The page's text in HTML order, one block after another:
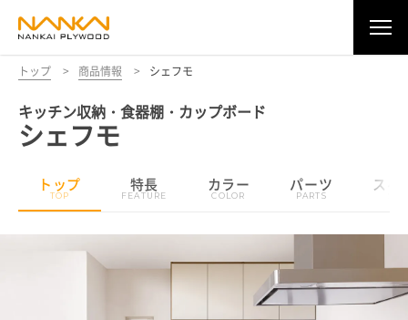
トップ > 商品情報 > シェフモ
キッチン収納・食器棚・カップボード
シェフモ
トップ 特長 カラー パーツ スペ